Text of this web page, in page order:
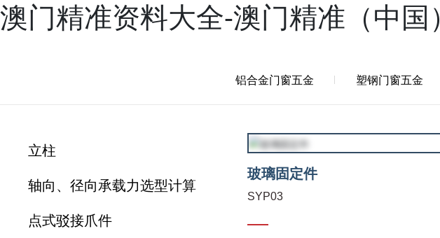
澳门精准资料大全-澳门精准（中国）
铝合金门窗五金 塑钢门窗五金
立柱
轴向、径向承载力选型计算
点式驳接爪件
玻璃固定件
SYP03